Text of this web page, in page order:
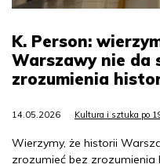
K. Person:
Warszawy nie da
zrozumienia
14.05.2026 Kultura i sztuka po
Wierzymy, że historii
zrozumieć bez